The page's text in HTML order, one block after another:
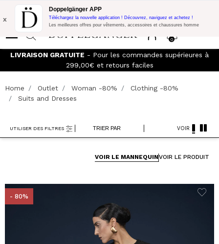
Promo Flash: 10% de réduction supplémentaire sur 300€ d'achat
avec le code:
0
x
Doppelgänger APP
Téléchargez la nouvelle application ! Découvrez, naviguez et achetez !
Les meilleures offres pour vêtements, accessoires et chaussures homme
LIVRAISON GRATUITE - Pour les commandes supérieures à
299,00€ et retours faciles
Home Outlet Woman -80%
Clothing -80%
Suits and Dresses
TRIER PAR
UTILISER DES FILTRES VOIR
VOIR LE MANNEQUINVOIR LE PRODUIT
- 80%